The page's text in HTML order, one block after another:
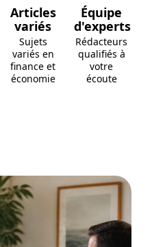
Articles
variés
Sujets
variés en
finance et
économie
Équipe
d'experts
Rédacteurs
qualifiés à
votre
écoute